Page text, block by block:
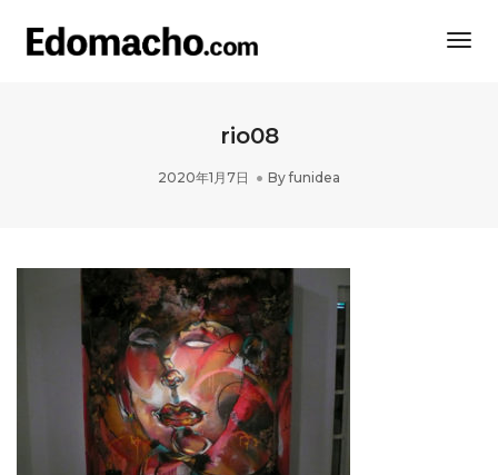
rio08
2020年1月7日 Byfunidea